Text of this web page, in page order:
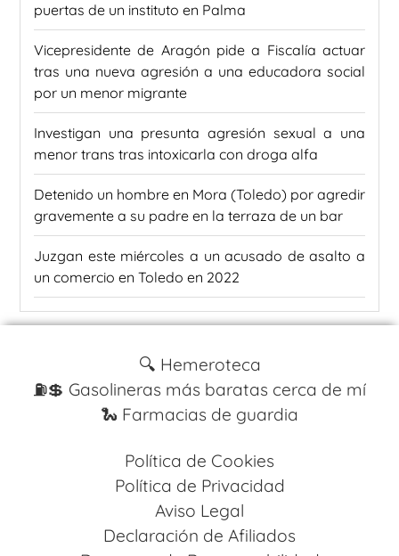
puertas de un instituto en Palma
Vicepresidente de Aragón pide a Fiscalía actuar
tras una nueva agresión a una educadora social
por un menor migrante
Investigan una presunta agresión sexual a una
menor trans tras intoxicarla con droga alfa
Detenido un hombre en Mora (Toledo) por agredir
gravemente a su padre en la terraza de un bar
Juzgan este miércoles a un acusado de asalto a
un comercio en Toledo en 2022
🔍 Hemeroteca
⛽️💲 Gasolineras más baratas cerca de mí
🐍 Farmacias de guardia
Política de Cookies
Política de Privacidad
Aviso Legal
Declaración de Afiliados